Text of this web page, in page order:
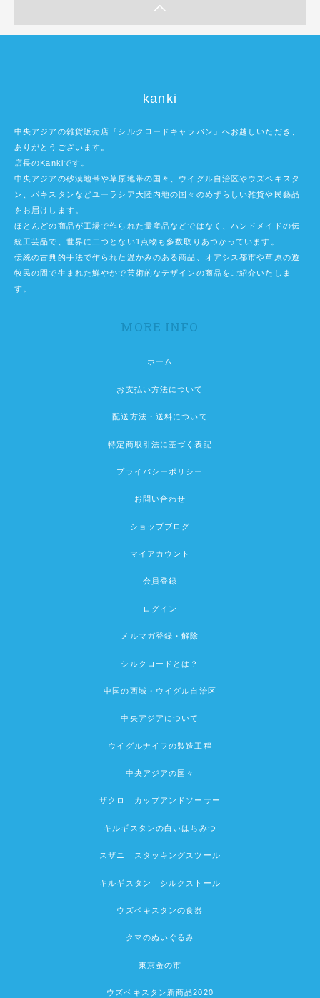
kanki
中央アジアの雑貨販売店『シルクロードキャラバン』へお越しいただき、
ありがとうございます。
店長のKankiです。
中央アジアの砂漠地帯や草原地帯の国々、ウイグル自治区やウズベキスタ
ン、パキスタンなどユーラシア大陸内地の国々のめずらしい雑貨や民藝品
をお届けします。
ほとんどの商品が工場で作られた量産品などではなく、ハンドメイドの伝
統工芸品で、世界に二つとない1点物も多数取りあつかっています。
伝統の古典的手法で作られた温かみのある商品、オアシス都市や草原の遊
牧民の間で生まれた鮮やかで芸術的なデザインの商品をご紹介いたしま
す。
MORE INFO
ホーム
お支払い方法について
配送方法・送料について
特定商取引法に基づく表記
プライバシーポリシー
お問い合わせ
ショップブログ
マイアカウント
会員登録
ログイン
メルマガ登録・解除
シルクロードとは？
中国の西域・ウイグル自治区
中央アジアについて
ウイグルナイフの製造工程
中央アジアの国々
ザクロ カップアンドソーサー
キルギスタンの白いはちみつ
スザニ スタッキングスツール
キルギスタン シルクストール
ウズベキスタンの食器
クマのぬいぐるみ
東京蚤の市
ウズベキスタン新商品2020